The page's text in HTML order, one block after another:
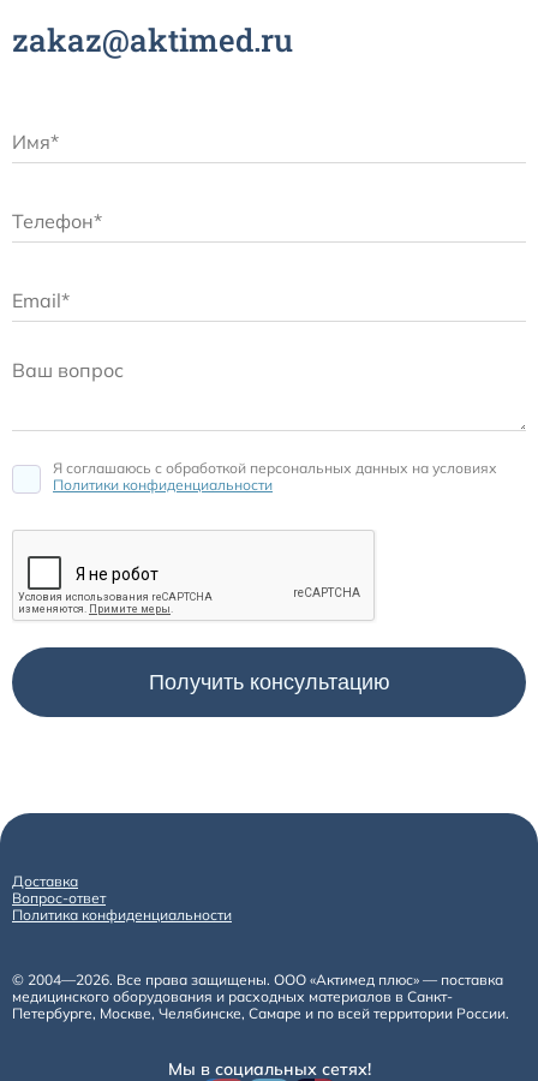
zakaz@aktimed.ru
Я соглашаюсь c обработкой персональных данных на условиях
Политики конфиденциальности
Доставка
Вопрос-ответ
Политика конфиденциальности
© 2004—2026. Все права защищены. ООО «Актимед плюс» — поставка
медицинского оборудования и расходных материалов в Санкт-
Петербурге, Москве, Челябинске, Самаре и по всей территории России.
Мы в социальных сетях!